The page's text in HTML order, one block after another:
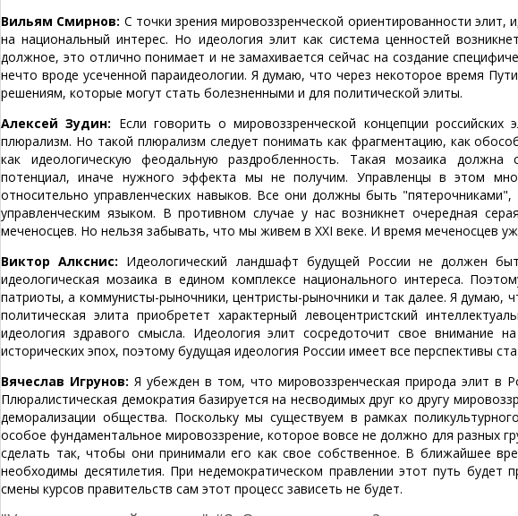
Вильям Смирнов: С точки зрения мировоззренческой ориентированности элит,
на национальный интерес. Но идеология элит как система ценностей
должное, это отлично понимает и не замахивается сейчас на создание
нечто вроде усеченной параидеологии. Я думаю, что через некоторое время
решениям, которые могут стать болезненными и для политической элиты.
Алексей Зудин: Если говорить о мировоззренческой концепции российских
плюрализм. Но такой плюрализм следует понимать как фрагментацию, как
как идеологическую феодальную раздробленность. Такая мозаика должна
потенциал, иначе нужного эффекта мы не получим. Управленцы в этом
относительно управленческих навыков. Все они должны быть
управленческим языком. В противном случае у нас возникнет очередная
меченосцев. Но нельзя забывать, что мы живем в XXI веке. И время меченосцев
Виктор Алкснис: Идеологический ландшафт будущей России не должен
идеологическая мозаика в едином комплексе национального интереса.
патриоты, а коммунисты-рыночники, центристы-рыночники и так далее. Я думаю,
политическая элита приобретет характерный левоцентристский
идеология здравого смысла. Идеология элит сосредоточит свое внимание
исторических эпох, поэтому будущая идеология России имеет все перспективы
Вячеслав Игрунов: Я убежден в том, что мировоззренческая природа элит в
Плюралистическая демократия базируется на несводимых друг ко другу
деморализации общества. Поскольку мы существуем в рамках
особое фундаментальное мировоззрение, которое вовсе не должно для разных
сделать так, чтобы они принимали его как свое собственное. В ближайшее
необходимы десятилетия. При недемократическом правлении этот путь будет
смены курсов правительств сам этот процесс зависеть не будет.